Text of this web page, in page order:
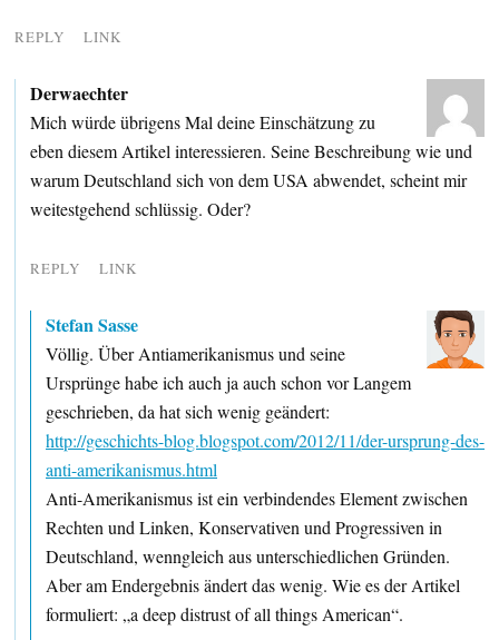
REPLY LINK
Derwaechter
Mich würde übrigens Mal deine Einschätzung zu
eben diesem Artikel interessieren. Seine Beschreibung wie und
warum Deutschland sich von dem USA abwendet, scheint mir
weitestgehend schlüssig. Oder?
REPLY LINK
Stefan Sasse
Völlig. Über Antiamerikanismus und seine
Ursprünge habe ich auch ja auch schon vor Langem
geschrieben, da hat sich wenig geändert:
http://geschichts-blog.blogspot.com/2012/11/der-ursprung-des-
anti-amerikanismus.html
Anti-Amerikanismus ist ein verbindendes Element zwischen
Rechten und Linken, Konservativen und Progressiven in
Deutschland, wenngleich aus unterschiedlichen Gründen.
Aber am Endergebnis ändert das wenig. Wie es der Artikel
formuliert: „a deep distrust of all things American“.